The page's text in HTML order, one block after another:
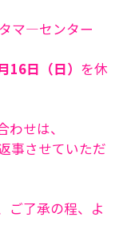
マ―センター
日（日） を休
せは、
事させていただ
ご了承の程、よ